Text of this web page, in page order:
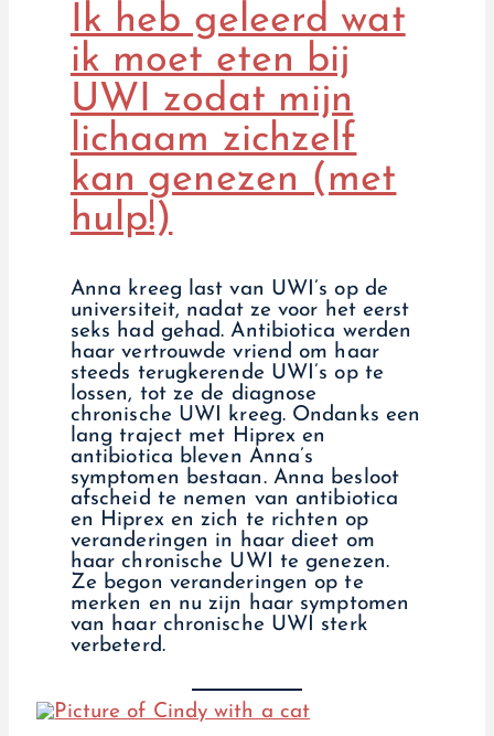
Ik heb geleerd wat
ik moet eten bij
UWI zodat mijn
lichaam zichzelf
kan genezen (met
hulp!)
Anna kreeg last van UWI’s op de
universiteit, nadat ze voor het eerst
seks had gehad. Antibiotica werden
haar vertrouwde vriend om haar
steeds terugkerende UWI’s op te
lossen, tot ze de diagnose
chronische UWI kreeg. Ondanks een
lang traject met Hiprex en
antibiotica bleven Anna’s
symptomen bestaan. Anna besloot
afscheid te nemen van antibiotica
en Hiprex en zich te richten op
veranderingen in haar dieet om
haar chronische UWI te genezen.
Ze begon veranderingen op te
merken en nu zijn haar symptomen
van haar chronische UWI sterk
verbeterd.